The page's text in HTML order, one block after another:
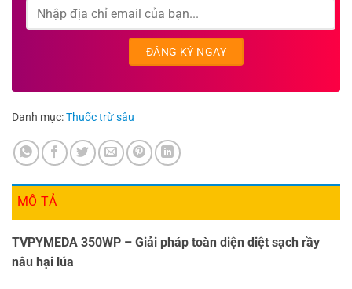
Danh mục:Thuốc trừ sâu
MÔ TẢ
TVPYMEDA 350WP – Giải pháp toàn diện diệt sạch rầy
nâu hại lúa